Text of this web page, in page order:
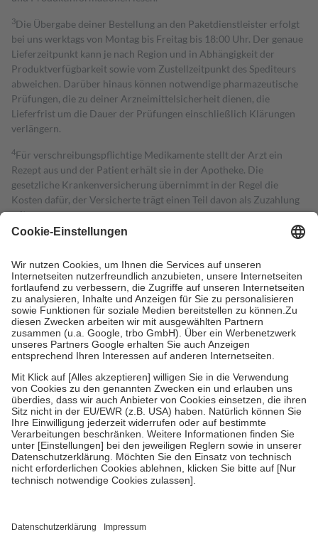
3Die Übergabe deiner Bestellung an den Paketdienstleister erfolgt
bei uns werktags von Montag bis Freitag bis 18:00 Uhr. Der genaue
Lieferzeitpunkt kann je nach Region und in Abhängigkeit der
Produktverfügbarkeit sowie vom Zustellzeitpunkt des Spediteurs
abweichen. Darüber hinaus können notwendige pharmazeutische
Prüfungen, die zu deiner Arzneimittelsicherheit dienen, die
Lieferfrist um die Dauer der Prüfungen einschließlich Klärungen
verlängern.
4Für verschreibungspflichtige Medikamente stellt der Arzt ein
Rezept aus und der Patient erhält sie in der Apotheke. Die
gesetzliche Krankenversicherung übernimmt in der Regel die
Kosten dafür, der Versicherte trägt einen Teil davon als Zuzahlung
mit.
Grundsätzlich leisten Mitglieder Zuzahlungen in Höhe von zehn
höchstens zehn Euro.
Es sind jedoch nie mehr als die tatsächlichen
Kosten der Leistung zu entrichten.
Diese Regeln gelten grundsätzlich auch für Online-Apotheken.
Bei Heilmitteln und häuslicher Krankenpflege beträgt die
Zuzahlung zehn Prozent der Kosten sowie zehn Euro je
Verordnung.
Um das Engagement der Versicherten für ihre eigene Gesundheit zu
stärken und die besondere Stellung der Familie zu unterstützen,
fallenkeine Zuzahlungenan bei:
• Kindern und Jugendlichen bis zum vollendeten 18. Lebensjahr
mit Ausnahme der Fahrkosten
• Untersuchungen zur Vorsorge und Früherkennung, die von der
GKV getragen werden
• empfohlenen Schutzimpfungen
• Harn- und Blutteststreifen
getroffen, um sicherzustellen, dass es sich um echte Bewertungen